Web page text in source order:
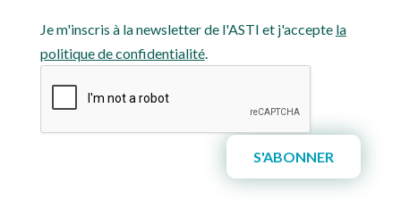
Je m'inscris à la newsletter de l'ASTI et j'accepte la
politique de confidentialité.